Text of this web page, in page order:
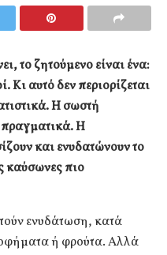
το ζητούμενο είναι ένα:
αυτό δεν περιορίζεται
Η σωστή
πραγματικά. Η
και ενυδατώνουν το
καύσωνες πιο
ενυδάτωση, κατά
ή φρούτα. Αλλά